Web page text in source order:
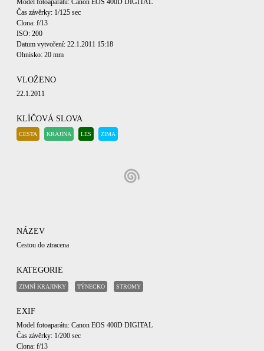
Model fotoaparátu: Canon EOS 400D DIGITAL
Čas závěrky: 1/125 sec
Clona: f/13
ISO: 200
Datum vytvoření: 22.1.2011 15:18
Ohnisko: 20 mm
VLOŽENO
22.1.2011
KLÍČOVÁ SLOVA
CESTA KRAJINA LES ZIMA
NÁZEV
Cestou do ztracena
KATEGORIE
ZIMNÍ KRAJINKY TÝNECKO STROMY
EXIF
Model fotoaparátu: Canon EOS 400D DIGITAL
Čas závěrky: 1/200 sec
Clona: f/13